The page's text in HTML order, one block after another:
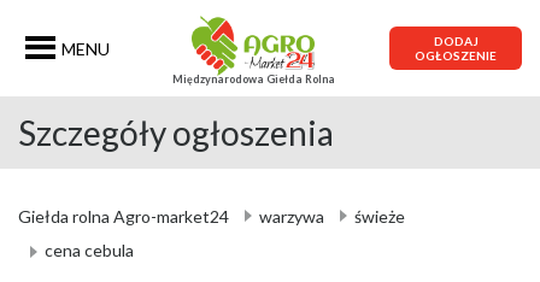
MENU
Międzynarodowa Giełda Rolna
DODAJ
OGŁOSZENIE
Szczegóły ogłoszenia
Giełda rolna Agro-market24 warzywa
świeże
cena cebula